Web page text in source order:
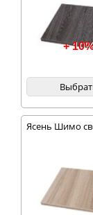
+
Ясень Шимо